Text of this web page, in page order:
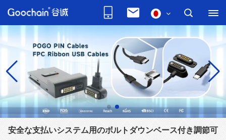
安全な支払いシステム用のボルトダウンベース付き調節可